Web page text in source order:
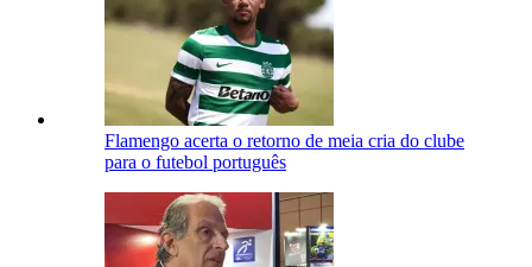
Flamengo acerta o retorno de meia cria do clube
para o futebol português